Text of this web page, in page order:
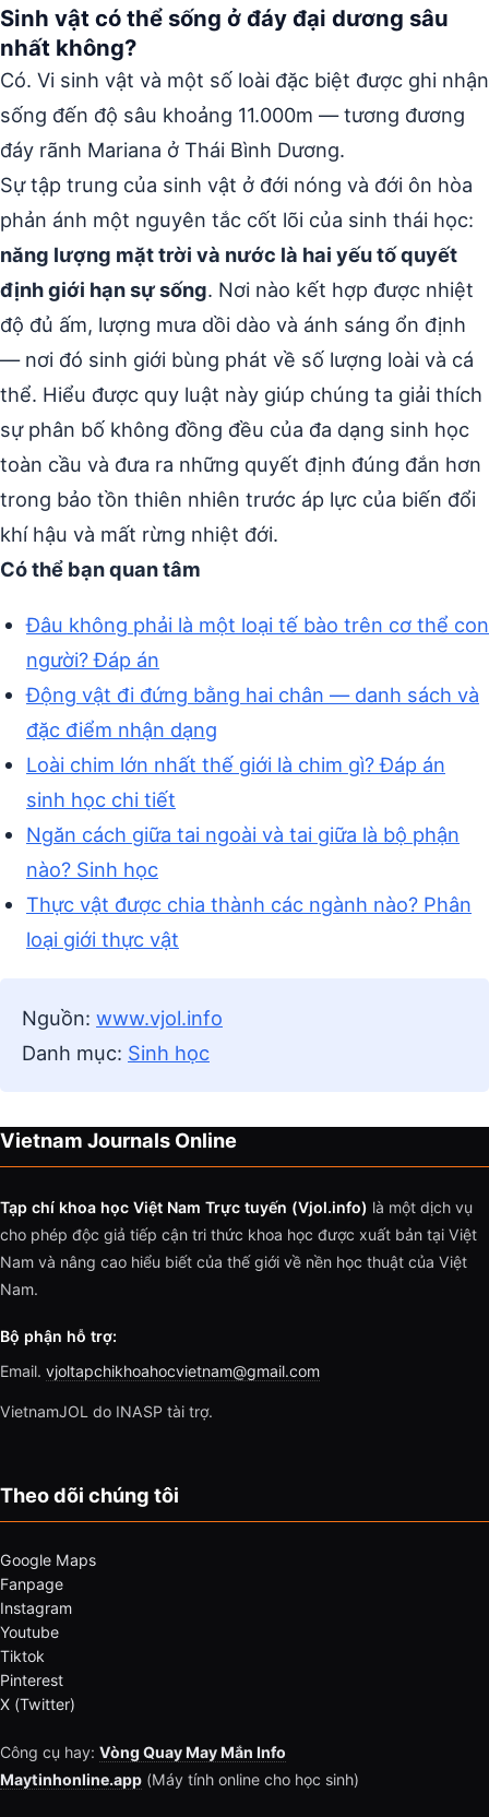
Sinh vật có thể sống ở đáy đại dương sâu
nhất không?
Có. Vi sinh vật và một số loài đặc biệt được ghi nhận
sống đến độ sâu khoảng 11.000m — tương đương
đáy rãnh Mariana ở Thái Bình Dương.
Sự tập trung của sinh vật ở đới nóng và đới ôn hòa
phản ánh một nguyên tắc cốt lõi của sinh thái học:
năng lượng mặt trời và nước là hai yếu tố quyết
định giới hạn sự sống. Nơi nào kết hợp được nhiệt
độ đủ ấm, lượng mưa dồi dào và ánh sáng ổn định
— nơi đó sinh giới bùng phát về số lượng loài và cá
thể. Hiểu được quy luật này giúp chúng ta giải thích
sự phân bố không đồng đều của đa dạng sinh học
toàn cầu và đưa ra những quyết định đúng đắn hơn
trong bảo tồn thiên nhiên trước áp lực của biến đổi
khí hậu và mất rừng nhiệt đới.
Có thể bạn quan tâm
Đâu không phải là một loại tế bào trên cơ thể con
người? Đáp án
Động vật đi đứng bằng hai chân — danh sách và
đặc điểm nhận dạng
Loài chim lớn nhất thế giới là chim gì? Đáp án
sinh học chi tiết
Ngăn cách giữa tai ngoài và tai giữa là bộ phận
nào? Sinh học
Thực vật được chia thành các ngành nào? Phân
loại giới thực vật
Nguồn: www.vjol.info
Danh mục: Sinh học
Vietnam Journals Online
Tạp chí khoa học Việt Nam Trực tuyến (Vjol.info) là một dịch vụ
cho phép độc giả tiếp cận tri thức khoa học được xuất bản tại Việt
Nam và nâng cao hiểu biết của thế giới về nền học thuật của Việt
Nam.
Bộ phận hỗ trợ:
Email. vjoltapchikhoahocvietnam@gmail.com
VietnamJOL do INASP tài trợ.
Theo dõi chúng tôi
Google Maps
Fanpage
Instagram
Youtube
Tiktok
Pinterest
X (Twitter)
Công cụ hay: Vòng Quay May Mắn Info
Maytinhonline.app (Máy tính online cho học sinh)